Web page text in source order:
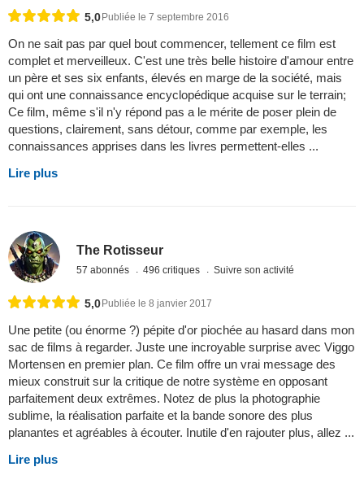
5,0 Publiée le 7 septembre 2016
On ne sait pas par quel bout commencer, tellement ce film est
complet et merveilleux. C'est une très belle histoire d'amour entre
un père et ses six enfants, élevés en marge de la société, mais
qui ont une connaissance encyclopédique acquise sur le terrain;
Ce film, même s'il n'y répond pas a le mérite de poser plein de
questions, clairement, sans détour, comme par exemple, les
connaissances apprises dans les livres permettent-elles ...
Lire plus
The Rotisseur
57 abonnés 496 critiques Suivre son activité
5,0 Publiée le 8 janvier 2017
Une petite (ou énorme ?) pépite d'or piochée au hasard dans mon
sac de films à regarder. Juste une incroyable surprise avec Viggo
Mortensen en premier plan. Ce film offre un vrai message des
mieux construit sur la critique de notre système en opposant
parfaitement deux extrêmes. Notez de plus la photographie
sublime, la réalisation parfaite et la bande sonore des plus
planantes et agréables à écouter. Inutile d'en rajouter plus, allez ...
Lire plus